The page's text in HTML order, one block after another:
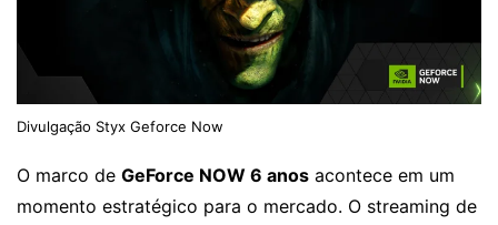
Divulgação Styx Geforce Now
O marco de GeForce NOW 6 anos acontece em um
momento estratégico para o mercado. O streaming de